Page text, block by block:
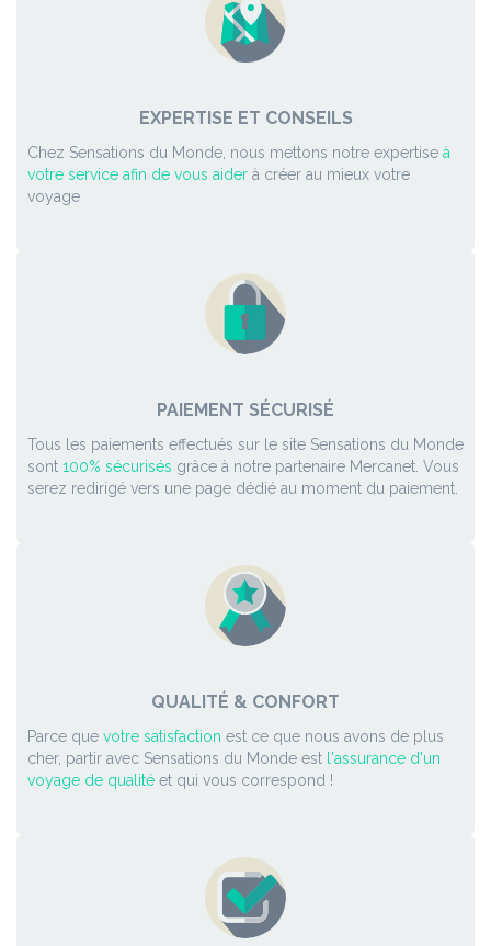
EXPERTISE ET CONSEILS
Chez Sensations du Monde, nous mettons notre expertise à
votre service afin de vous aider à créer au mieux votre
voyage
PAIEMENT SÉCURISÉ
Tous les paiements effectués sur le site Sensations du Monde
sont 100% sécurisés grâce à notre partenaire Mercanet. Vous
serez redirigé vers une page dédié au moment du paiement.
QUALITÉ & CONFORT
Parce que votre satisfaction est ce que nous avons de plus
cher, partir avec Sensations du Monde est l'assurance d'un
voyage de qualité et qui vous correspond !